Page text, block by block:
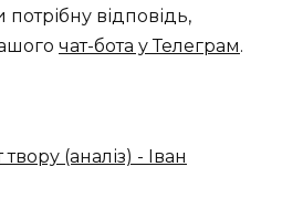
відповідь,
чат-бота у Телеграм.
(аналіз) - Іван